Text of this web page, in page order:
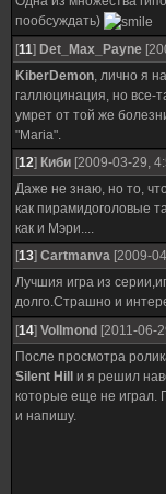
пообсуждать)
[11] Det_Max_Payne
KiberDemon, лично я
галлюцинация, но все-
умрет от той же
"Maria".
[12] Киби [2009-03-29,
Даже не знаю, но то,
как пирамидоголовые
как и Мэри....
[13] Cartmanva [2009-
Лучшия игра из
долго.Страшно и
[14] Vollmond [2011-06-
После просмотра
Silent Hill
и я решил
которые еще не играл.
и напишу.